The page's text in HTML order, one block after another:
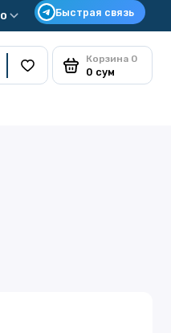
Корзина 0
0 сум